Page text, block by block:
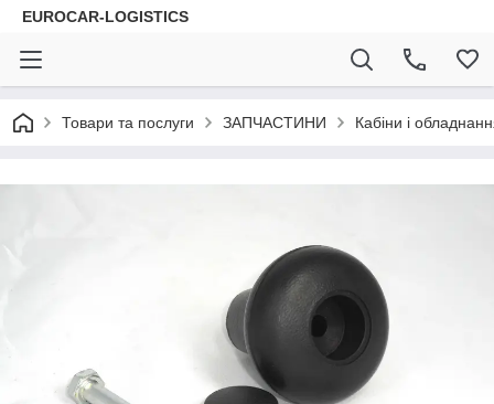
EUROCAR-LOGISTICS
Товари та послуги ЗАПЧАСТИНИ Кабіни і